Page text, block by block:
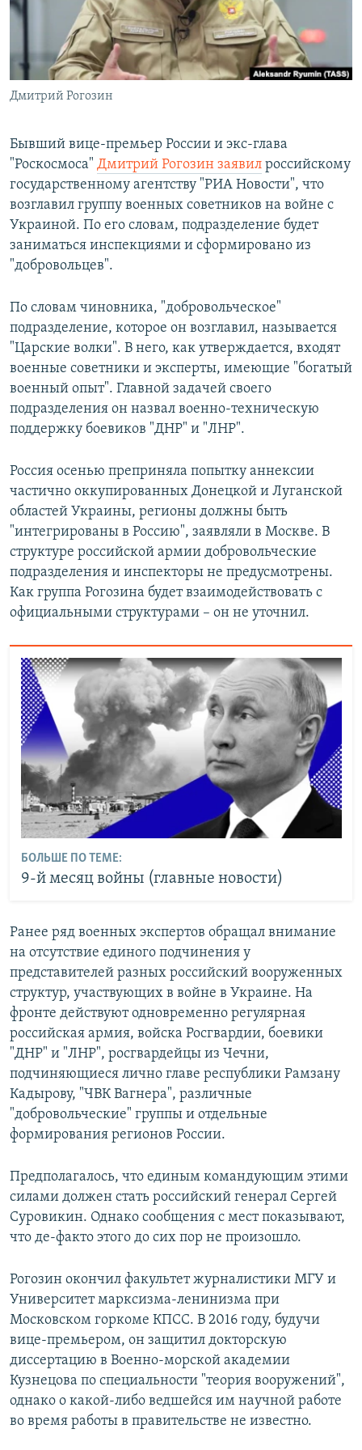
ПОБЕДИТЕЛЕЙ НЕ СУДЯТ?
КРЫМ.НЕПОКОРЕННЫЙ
ELIFBE
УКРАИНСКАЯ ПРОБЛЕМА КРЫМА
ПРИСОЕДИНЯЙТЕСЬ!
Дмитрий Рогозин
Бывший вице-премьер России и экс-глава
"Роскосмоса" Дмитрий Рогозин заявил российскому
государственному агентству "РИА Новости", что
возглавил группу военных советников на войне с
Украиной. По его словам, подразделение будет
заниматься инспекциями и сформировано из
"добровольцев".
По словам чиновника, "добровольческое"
подразделение, которое он возглавил, называется
"Царские волки". В него, как утверждается, входят
военные советники и эксперты, имеющие "богатый
военный опыт". Главной задачей своего
подразделения он назвал военно-техническую
поддержку боевиков "ДНР" и "ЛНР".
Россия осенью преприняла попытку аннексии
частично оккупированных Донецкой и Луганской
областей Украины, регионы должны быть
"интегрированы в Россию", заявляли в Москве. В
структуре российской армии добровольческие
подразделения и инспекторы не предусмотрены.
Как группа Рогозина будет взаимодействовать с
официальными структурами – он не уточнил.
БОЛЬШЕ ПО ТЕМЕ:
9-й месяц войны (главные новости)
Ранее ряд военных экспертов обращал внимание
на отсутствие единого подчинения у
представителей разных российский вооруженных
структур, участвующих в войне в Украине. На
фронте действуют одновременно регулярная
российская армия, войска Росгвардии, боевики
"ДНР" и "ЛНР", росгвардейцы из Чечни,
подчиняющиеся лично главе республики Рамзану
Кадырову, "ЧВК Вагнера", различные
"добровольческие" группы и отдельные
формирования регионов России.
Предполагалось, что единым командующим этими
силами должен стать российский генерал Сергей
Суровикин. Однако сообщения с мест показывают,
что де-факто этого до сих пор не произошло.
Рогозин окончил факультет журналистики МГУ и
Университет марксизма-ленинизма при
Московском горкоме КПСС. В 2016 году, будучи
вице-премьером, он защитил докторскую
диссертацию в Военно-морской академии
Кузнецова по специальности "теория вооружений",
однако о какой-либо ведшейся им научной работе
во время работы в правительстве не известно.